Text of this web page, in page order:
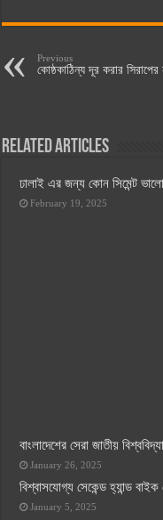
Previous
কোষ্ঠকাঠিন্য দূর করার সিরাপের
Related Articles
ঢালাই এর জন্য কোন সিমেন্ট
February 19, 2025
বাংলাদেশের সেরা জাতীয়
January 26, 2025
বিশ্বাসযোগ্য সেকেন্ড হ্যান্ড
January 5, 2025